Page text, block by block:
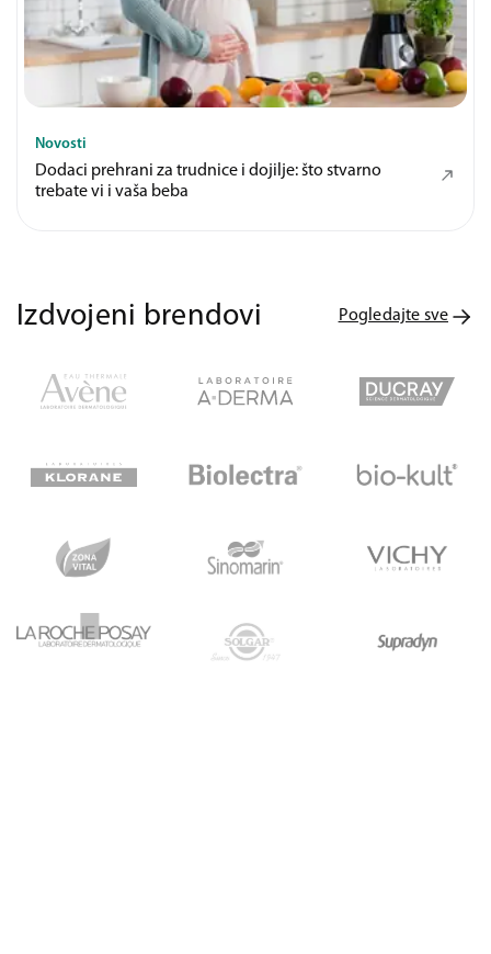
Novosti
Dodaci prehrani za trudnice i dojilje: što stvarno
trebate vi i vaša beba
Izdvojeni brendovi Pogledajte sve